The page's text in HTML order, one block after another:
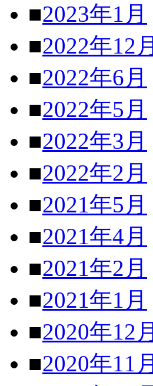
■2023年1月
■2022年12月
■2022年6月
■2022年5月
■2022年3月
■2022年2月
■2021年5月
■2021年4月
■2021年2月
■2021年1月
■2020年12月
■2020年11月